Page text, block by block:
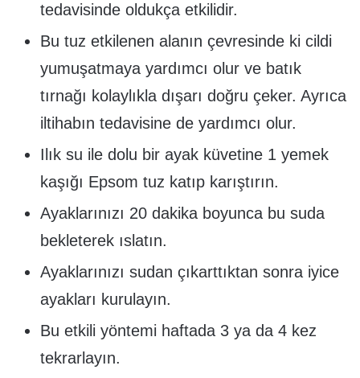
tedavisinde oldukça etkilidir.
Bu tuz etkilenen alanın çevresinde ki cildi
yumuşatmaya yardımcı olur ve batık
tırnağı kolaylıkla dışarı doğru çeker. Ayrıca
iltihabın tedavisine de yardımcı olur.
Ilık su ile dolu bir ayak küvetine 1 yemek
kaşığı Epsom tuz katıp karıştırın.
Ayaklarınızı 20 dakika boyunca bu suda
bekleterek ıslatın.
Ayaklarınızı sudan çıkarttıktan sonra iyice
ayakları kurulayın.
Bu etkili yöntemi haftada 3 ya da 4 kez
tekrarlayın.